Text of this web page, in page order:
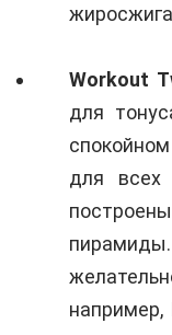
Workout
для
для всех
например,